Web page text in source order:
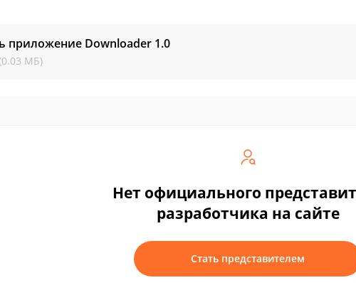
приложение Downloader 1.0
МБ)
Нет официального
разработчика на сайте
Стать представителем